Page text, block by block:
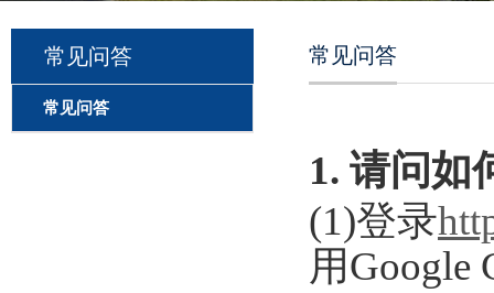
常见问答
常见问答
常见问答
1. 请问如
(1)登录
用Google